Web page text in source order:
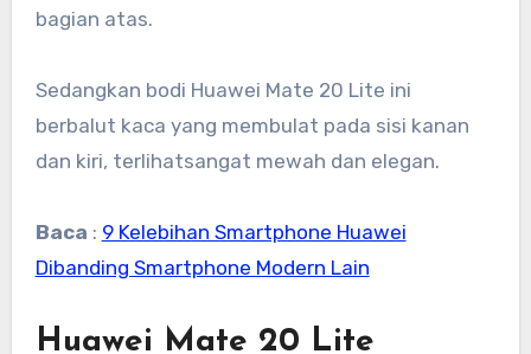
bagian atas.
Sedangkan bodi Huawei Mate 20 Lite ini
berbalut kaca yang membulat pada sisi kanan
dan kiri, terlihatsangat mewah dan elegan.
Baca : 9 Kelebihan Smartphone Huawei
Dibanding Smartphone Modern Lain
Huawei Mate 20 Lite